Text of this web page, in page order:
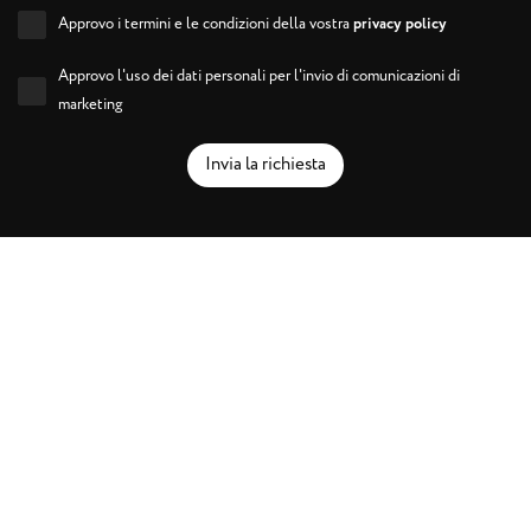
Approvo i termini e le condizioni della vostraprivacy policy
Approvo l'uso dei dati personali per l'invio di comunicazioni di
marketing
Invia la richiesta